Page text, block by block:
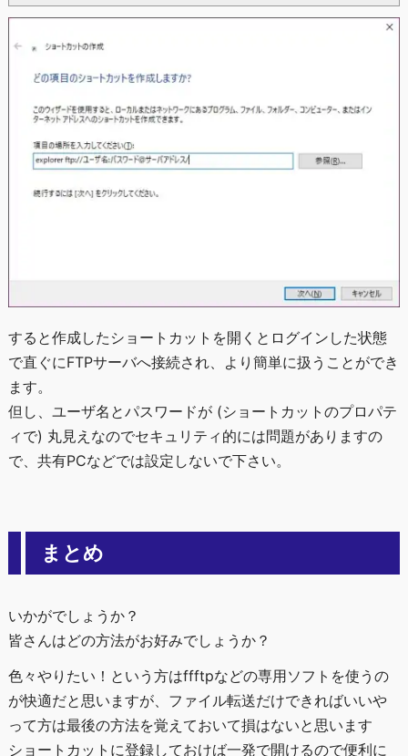
すると作成したショートカットを開くとログインした状態
で直ぐにFTPサーバへ接続され、より簡単に扱うことができ
ます。
但し、ユーザ名とパスワードが (ショートカットのプロパテ
ィで) 丸見えなのでセキュリティ的には問題がありますの
で、共有PCなどでは設定しないで下さい。
まとめ
いかがでしょうか？
皆さんはどの方法がお好みでしょうか？
色々やりたい！という方はffftpなどの専用ソフトを使うの
が快適だと思いますが、ファイル転送だけできればいいや
って方は最後の方法を覚えておいて損はないと思います
ショートカットに登録しておけば一発で開けるので便利に